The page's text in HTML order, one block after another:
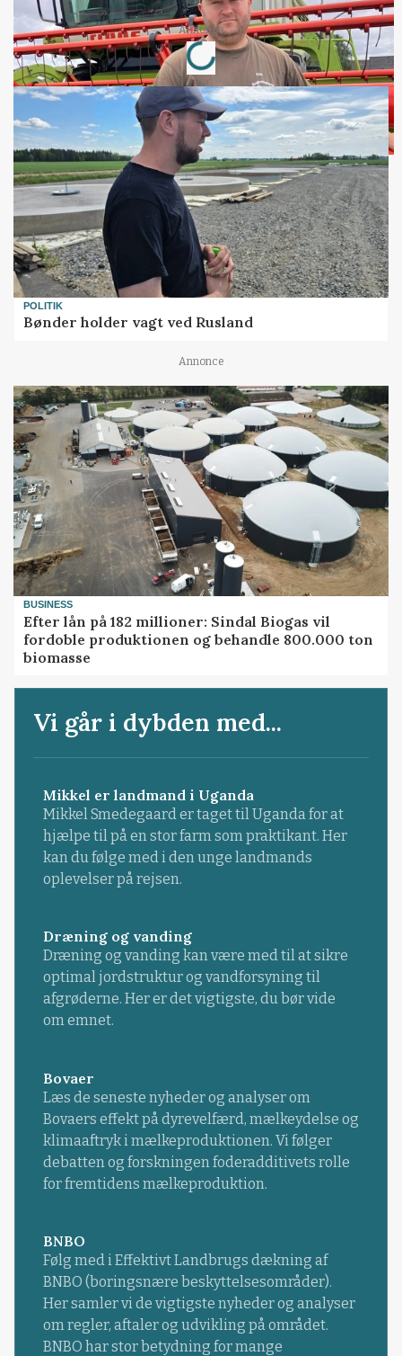
Annonce
Loading...
POLITIK
Bønder holder vagt ved Rusland
Annonce
BUSINESS
Efter lån på 182 millioner: Sindal Biogas vil
fordoble produktionen og behandle 800.000 ton
biomasse
Vi går i dybden med...
Mikkel er landmand i Uganda
Mikkel Smedegaard er taget til Uganda for at
hjælpe til på en stor farm som praktikant. Her
kan du følge med i den unge landmands
oplevelser på rejsen.
Dræning og vanding
Dræning og vanding kan være med til at sikre
optimal jordstruktur og vandforsyning til
afgrøderne. Her er det vigtigste, du bør vide
om emnet.
Bovaer
Læs de seneste nyheder og analyser om
Bovaers effekt på dyrevelfærd, mælkeydelse og
klimaaftryk i mælkeproduktionen. Vi følger
debatten og forskningen foderadditivets rolle
for fremtidens mælkeproduktion.
BNBO
Følg med i Effektivt Landbrugs dækning af
BNBO (boringsnære beskyttelsesområder).
Her samler vi de vigtigste nyheder og analyser
om regler, aftaler og udvikling på området.
BNBO har stor betydning for mange